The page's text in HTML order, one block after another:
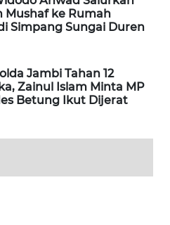
Mushaf ke Rumah
Simpang Sungai Duren
Jambi Tahan 12
Zainul Islam Minta MP
Betung Ikut Dijerat